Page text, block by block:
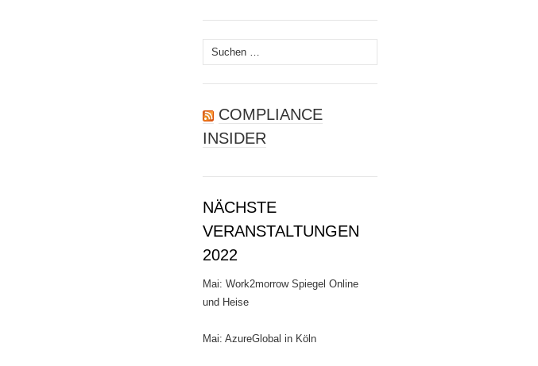
Suchen
nach:
COMPLIANCE
INSIDER
NÄCHSTE
VERANSTALTUNGEN
2022
Mai: Work2morrow Spiegel Online
und Heise
Mai: AzureGlobal in Köln